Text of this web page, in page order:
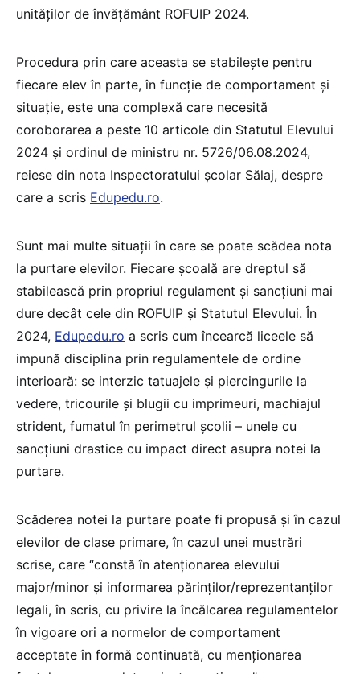
unităților de învățământ ROFUIP 2024.
Procedura prin care aceasta se stabilește pentru
fiecare elev în parte, în funcție de comportament și
situație, este una complexă care necesită
coroborarea a peste 10 articole din Statutul Elevului
2024 și ordinul de ministru nr. 5726/06.08.2024,
reiese din nota Inspectoratului școlar Sălaj, despre
care a scris Edupedu.ro.
Sunt mai multe situații în care se poate scădea nota
la purtare elevilor. Fiecare școală are dreptul să
stabilească prin propriul regulament și sancțiuni mai
dure decât cele din ROFUIP și Statutul Elevului. În
2024, Edupedu.ro a scris cum încearcă liceele să
impună disciplina prin regulamentele de ordine
interioară: se interzic tatuajele și piercingurile la
vedere, tricourile și blugii cu imprimeuri, machiajul
strident, fumatul în perimetrul școlii – unele cu
sancțiuni drastice cu impact direct asupra notei la
purtare.
Scăderea notei la purtare poate fi propusă și în cazul
elevilor de clase primare, în cazul unei mustrări
scrise, care “constă în atenționarea elevului
major/minor și informarea părinților/reprezentanților
legali, în scris, cu privire la încălcarea regulamentelor
în vigoare ori a normelor de comportament
acceptate în formă continuată, cu menționarea